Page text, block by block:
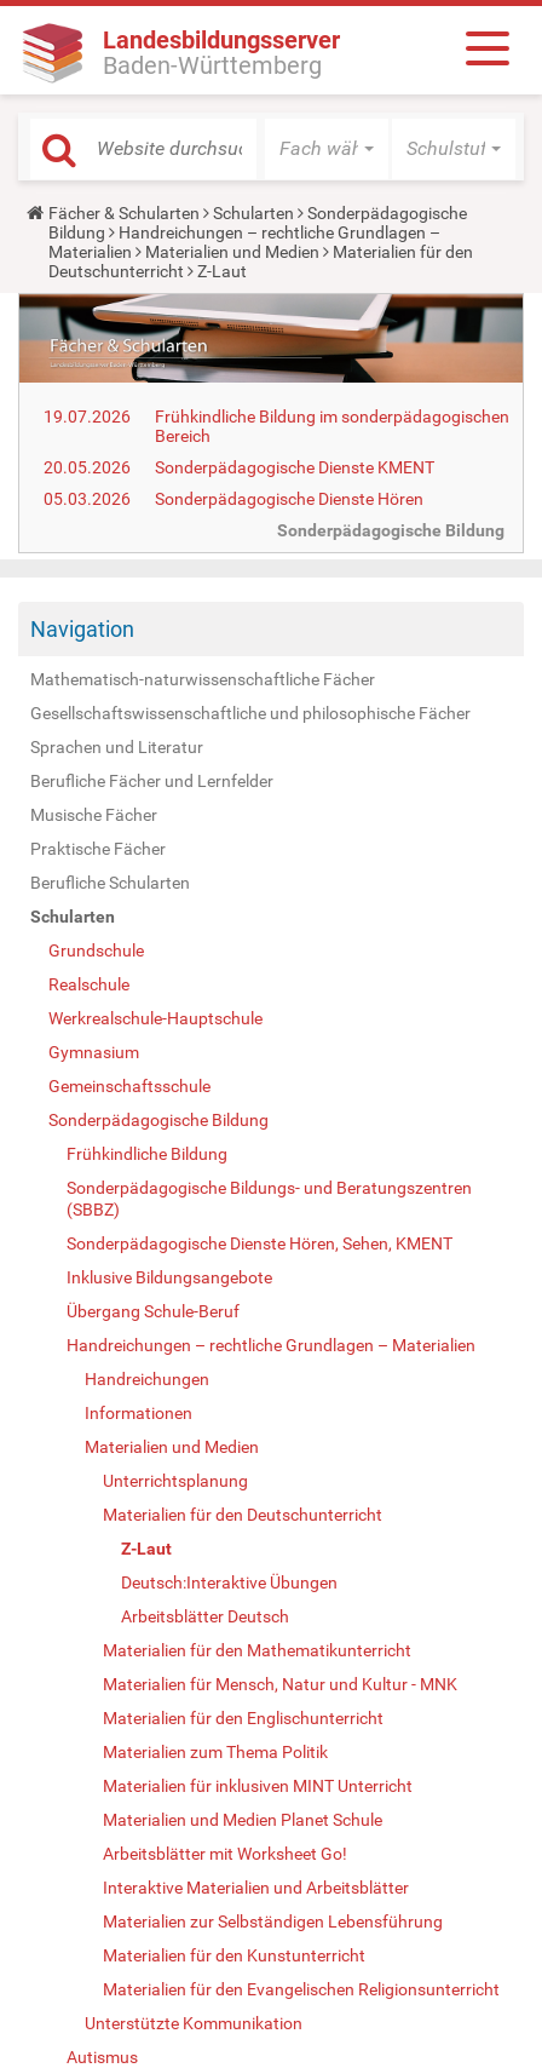
Landesbildungsserver
Baden-Württemberg
Fach wählen Schulstufe
Y
o
u
a
r
e
e
r
e
Fächer & Schularten Schularten
Sonderpädagogische
Bildung
Handreichungen – rechtliche Grundlagen –
Materialien
Materialien und Medien
Materialien für den
Deutschunterricht
Z-Laut
19.07.2026
Frühkindliche Bildung im sonderpädagogischen
Bereich
20.05.2026
Sonderpädagogische Dienste KMENT
05.03.2026
Sonderpädagogische Dienste Hören
Sonderpädagogische Bildung
Navigation
Mathematisch-naturwissenschaftliche Fächer
Gesellschaftswissenschaftliche und philosophische Fächer
Sprachen und Literatur
Berufliche Fächer und Lernfelder
Musische Fächer
Praktische Fächer
Berufliche Schularten
Schularten
Grundschule
Realschule
Werkrealschule-Hauptschule
Gymnasium
Gemeinschaftsschule
Sonderpädagogische Bildung
Frühkindliche Bildung
Sonderpädagogische Bildungs- und Beratungszentren
(SBBZ)
Sonderpädagogische Dienste Hören, Sehen, KMENT
Inklusive Bildungsangebote
Übergang Schule-Beruf
Handreichungen – rechtliche Grundlagen – Materialien
Handreichungen
Informationen
Materialien und Medien
Unterrichtsplanung
Materialien für den Deutschunterricht
Z-Laut
Deutsch:Interaktive Übungen
Arbeitsblätter Deutsch
Materialien für den Mathematikunterricht
Materialien für Mensch, Natur und Kultur - MNK
Materialien für den Englischunterricht
Materialien zum Thema Politik
Materialien für inklusiven MINT Unterricht
Materialien und Medien Planet Schule
Arbeitsblätter mit Worksheet Go!
Interaktive Materialien und Arbeitsblätter
Materialien zur Selbständigen Lebensführung
Materialien für den Kunstunterricht
Materialien für den Evangelischen Religionsunterricht
Unterstützte Kommunikation
Autismus